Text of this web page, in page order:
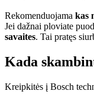
Rekomenduojama kas
Jei dažnai ploviate
savaites. Tai pratęs
Kada
Kreipkitės į Bosch